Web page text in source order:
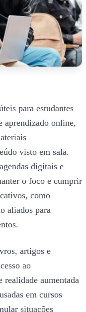
para estudantes
aprendizado online,
visto em sala.
digitais e
o foco e cumprir
como
aliados para
artigos e
ao
realidade aumentada
em cursos
situações